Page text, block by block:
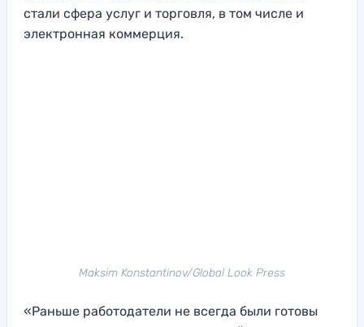
стали сфера услуг и торговля, в том числе и
электронная коммерция.
Maksim Konstantinov/Global Look Press
«Раньше работодатели не всегда были готовы